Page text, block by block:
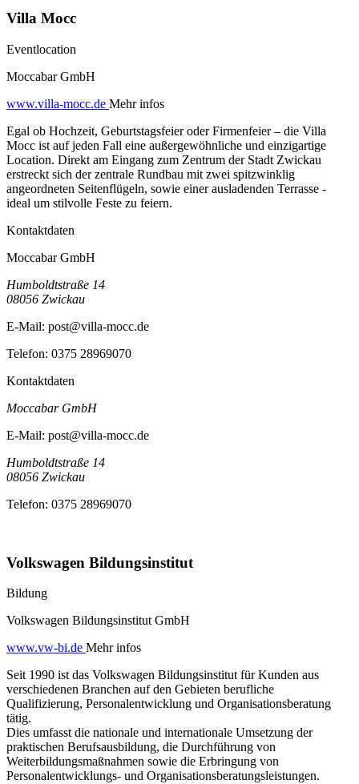
Villa Mocc
Eventlocation
Moccabar GmbH
www.villa-mocc.de Mehr infos
Egal ob Hochzeit, Geburtstagsfeier oder Firmenfeier – die Villa
Mocc ist auf jeden Fall eine außergewöhnliche und einzigartige
Location. Direkt am Eingang zum Zentrum der Stadt Zwickau
erstreckt sich der zentrale Rundbau mit zwei spitzwinklig
angeordneten Seitenflügeln, sowie einer ausladenden Terrasse -
ideal um stilvolle Feste zu feiern.
Kontaktdaten
Moccabar GmbH
Humboldtstraße 14
08056 Zwickau
E-Mail: post@villa-mocc.de
Telefon: 0375 28969070
Kontaktdaten
Moccabar GmbH
E-Mail: post@villa-mocc.de
Humboldtstraße 14
08056 Zwickau
Telefon: 0375 28969070
Volkswagen Bildungsinstitut
Bildung
Volkswagen Bildungsinstitut GmbH
www.vw-bi.de Mehr infos
Seit 1990 ist das Volkswagen Bildungsinstitut für Kunden aus
verschiedenen Branchen auf den Gebieten berufliche
Qualifizierung, Personalentwicklung und Organisationsberatung
tätig.
Dies umfasst die nationale und internationale Umsetzung der
praktischen Berufsausbildung, die Durchführung von
Weiterbildungsmaßnahmen sowie die Erbringung von
Personalentwicklungs- und Organisationsberatungsleistungen.